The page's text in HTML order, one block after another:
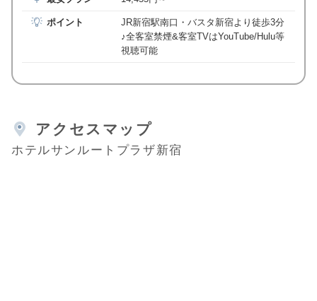
ポイント
JR新宿駅南口・バスタ新宿より徒歩3分
♪全客室禁煙&客室TVはYouTube/Hulu等
視聴可能
アクセスマップ
ホテルサンルートプラザ新宿